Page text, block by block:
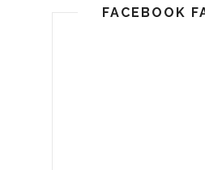
FACEBOOK